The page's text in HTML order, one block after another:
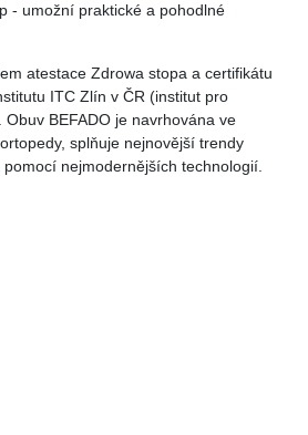
- umožní praktické a pohodlné
atestace Zdrowa stopa a certifikátu
ITC Zlín v ČR (institut pro
BEFADO je navrhována ve
splňuje nejnovější trendy
nejmodernějších technologií.